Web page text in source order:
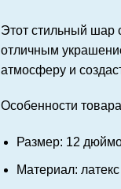
Этот стильный шар
отличным
атмосферу и
Особенности
Размер: 12
Материал: латекс